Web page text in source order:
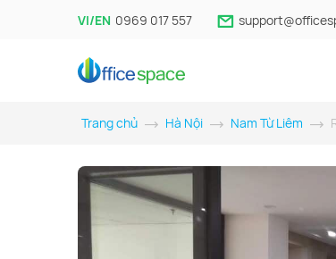
VI/EN 0969 017 557
Trang chủ Hà Nội Nam Từ Liêm